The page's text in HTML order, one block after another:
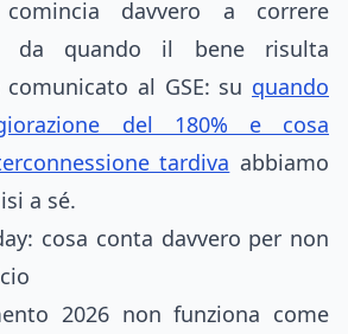
comincia davvero a correre
da quando il bene risulta
al GSE: su quando
del 180% e cosa
tardiva abbiamo
a sé.
cosa conta davvero per non
2026 non funziona come